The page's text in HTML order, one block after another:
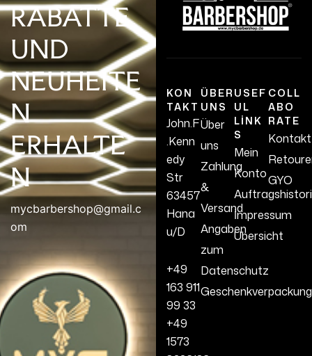
KON
TAKT
John.F
.Kenn
edy
Str
63457
Hana
u/D
+49
163 911
99 33
+49
1573
ÜBER
UNS
Über
uns
Zahlung
&
Versand
Angaben
zum
Datenschutz
Geschenkverpackung
USEF
UL
LINK
S
Mein
Konto
İmpressum
Übersicht
COLL
ABO
RATE
Kontakt
GYO
RABATTE
UND
NEUHEITE
N
ERHALTE
N
mycbarbershop@gmail.c
om